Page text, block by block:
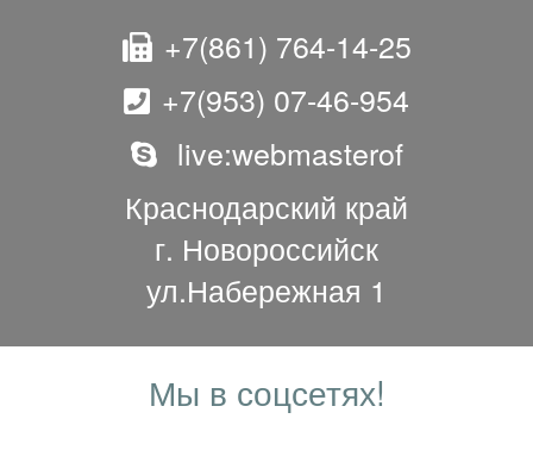
+7(861) 764-14-25
+7(953) 07-46-954
live:webmasterof
Краснодарский край
г. Новороссийск
ул.Набережная 1
Мы в соцсетях!